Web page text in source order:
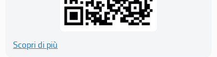
Scopri di più